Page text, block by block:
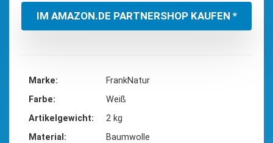
IM AMAZON.DE PARTNERSHOP KAUFEN *
Marke
‎FrankNatur
Farbe
‎Weiß
Artikelgewicht
‎2 kg
Material
‎Baumwolle